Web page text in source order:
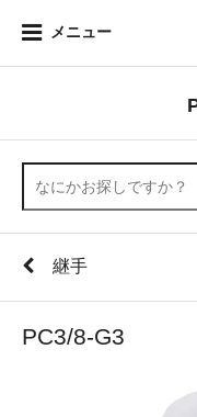
メニュー
継手
PC3/8-G3